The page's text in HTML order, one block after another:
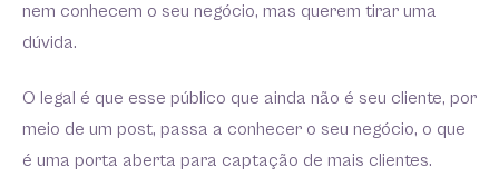
nem conhecem o seu negócio, mas querem tirar uma
dúvida.
O legal é que esse público que ainda não é seu cliente, por
meio de um post, passa a conhecer o seu negócio, o que
é uma porta aberta para captação de mais clientes.